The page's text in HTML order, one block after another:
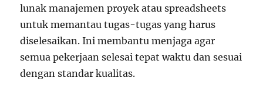
lunak manajemen proyek atau spreadsheets
untuk memantau tugas-tugas yang harus
diselesaikan. Ini membantu menjaga agar
semua pekerjaan selesai tepat waktu dan sesuai
dengan standar kualitas.